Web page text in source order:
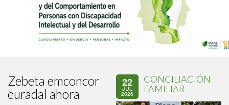
Zebeta emconcor
euradal ahora
22
JUL
2026
CONCILIACIÓN
FAMILIAR